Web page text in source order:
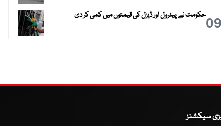
09حکومت نے پیٹرول اور ڈیزل کی قیمتوں میں کمی کر دی
سیکشنز